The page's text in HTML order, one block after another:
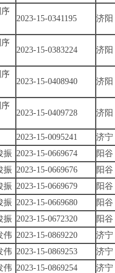
2023-15-0341195 济阳
2023-15-0383224 济阳
2023-15-0408940 济阳
2023-15-0409728 济阳
2023-15-0095241
济宁
振 2023-15-0669674
阳谷
振 2023-15-0669676
阳谷
振 2023-15-0669679
阳谷
振 2023-15-0669680
阳谷
振 2023-15-0672320
阳谷
伟 2023-15-0869220
济宁
伟 2023-15-0869253
济宁
伟 2023-15-0869254
济宁